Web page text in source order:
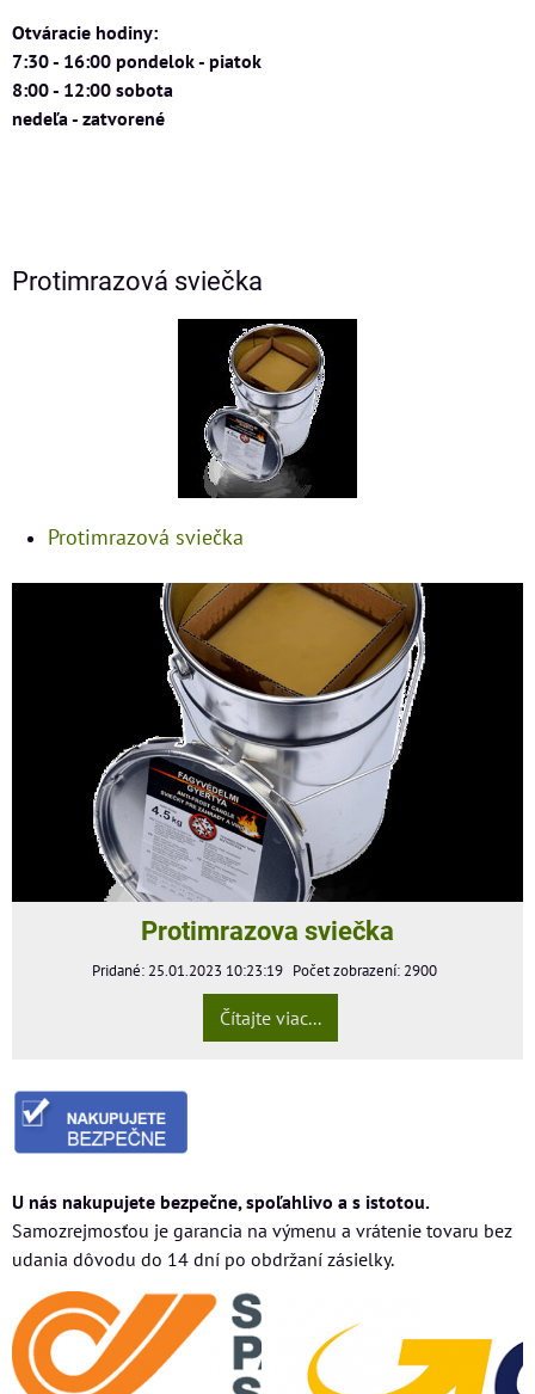
Otváracie hodiny:
7:30 - 16:00 pondelok - piatok
8:00 - 12:00 sobota
nedeľa - zatvorené
Protimrazová sviečka
Protimrazová sviečka
Protimrazova sviečka
Pridané: 25.01.2023 10:23:19 Počet zobrazení: 2900
Čítajte viac...
U nás nakupujete bezpečne, spoľahlivo a s istotou.
Samozrejmosťou je garancia na výmenu a vrátenie tovaru bez
udania dôvodu do 14 dní po obdržaní zásielky.